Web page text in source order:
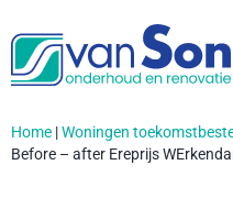
Home |Woningen
Before – after Ereprijs